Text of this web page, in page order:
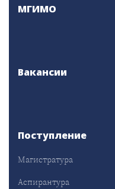
МГИМО
Вакансии
Поступление
Магистратура
Аспирантура